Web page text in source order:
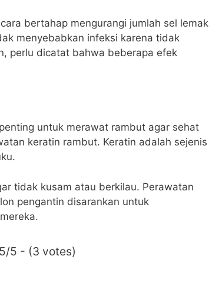
bertahap mengurangi jumlah sel lemak
menyebabkan infeksi karena tidak
perlu dicatat bahwa beberapa efek
untuk merawat rambut agar sehat
keratin rambut. Keratin adalah sejenis
tidak kusam atau berkilau. Perawatan
pengantin disarankan untuk
5/5 - (3 votes)